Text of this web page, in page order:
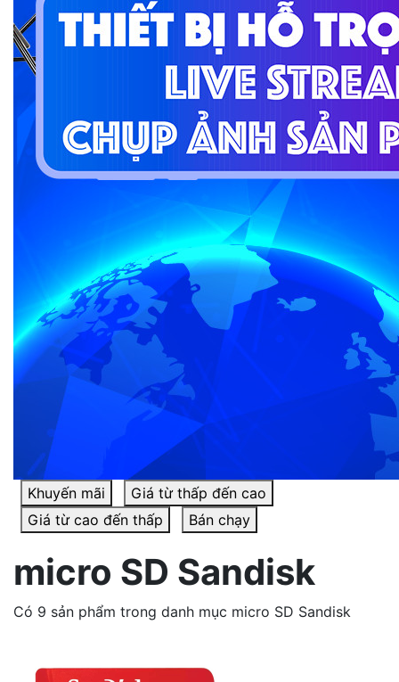
Khuyến mãi
Giá từ thấp đến cao
Giá từ cao đến thấp
Bán chạy
micro SD Sandisk
Có 9 sản phẩm trong danh mục micro SD Sandisk